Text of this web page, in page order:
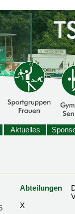
Aktuelles
Abteilungen
X